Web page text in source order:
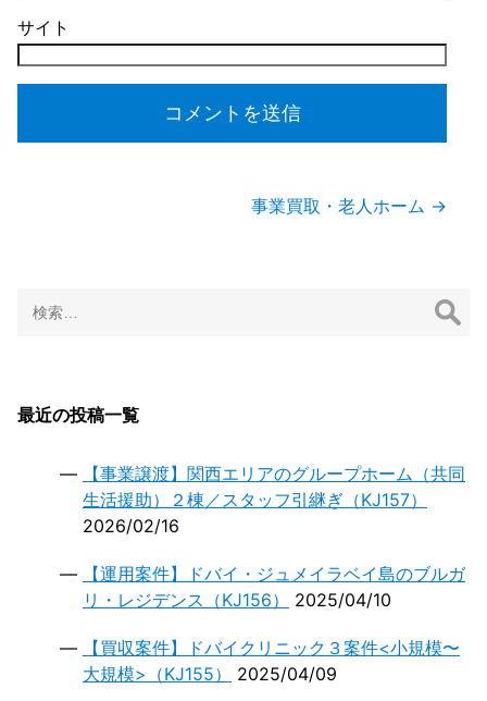
サイト
ー
事業買取・老人ホーム →
索:
最近の投稿一覧
【事業譲渡】関西エリアのグループホーム（共同
生活援助）２棟／スタッフ引継ぎ（KJ157）
2026/02/16
【運用案件】ドバイ・ジュメイラベイ島のブルガ
リ・レジデンス（KJ156）
2025/04/10
【買収案件】ドバイクリニック３案件<小規模〜
大規模>（KJ155）
2025/04/09